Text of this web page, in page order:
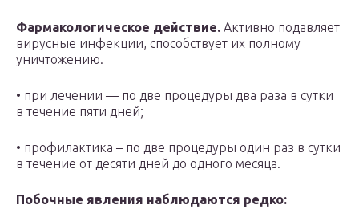
Фармакологическое действие. Активно подавляет
вирусные инфекции, способствует их полному
уничтожению.
• при лечении — по две процедуры два раза в сутки
в течение пяти дней;
• профилактика – по две процедуры один раз в сутки
в течение от десяти дней до одного месяца.
Побочные явления наблюдаются редко: